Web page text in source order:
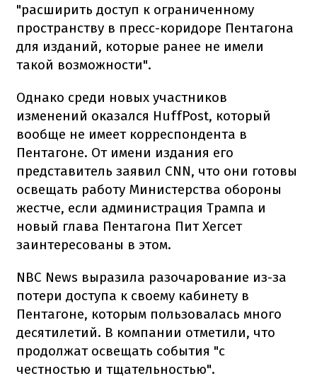
"расширить доступ к ограниченному
пространству в пресс-коридоре Пентагона
для изданий, которые ранее не имели
такой возможности".
Однако среди новых участников
изменений оказался HuffPost, который
вообще не имеет корреспондента в
Пентагоне. От имени издания его
представитель заявил CNN, что они готовы
освещать работу Министерства обороны
жестче, если администрация Трампа и
новый глава Пентагона Пит Хегсет
заинтересованы в этом.
NBC News выразила разочарование из-за
потери доступа к своему кабинету в
Пентагоне, которым пользовалась много
десятилетий. В компании отметили, что
продолжат освещать события "с
честностью и тщательностью".